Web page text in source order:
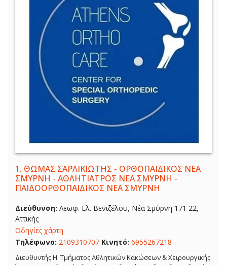
1. ΘΩΜΑΣ ΣΑΡΛΙΚΙΩΤΗΣ - ΟΡΘΟΠΑΙΔΙΚΟΣ ΝΕΑ
ΣΜΥΡΝΗ - ΑΘΛΗΤΙΑΤΡΟΣ ΝΕΑ ΣΜΥΡΝΗ -
ΠΑΙΔΟΟΡΘΟΠΑΙΔΙΚΟΣ ΝΕΑ ΣΜΥΡΝΗ
Διεύθυνση: Λεωφ. Ελ. Βενιζέλου, Νέα Σμύρνη 171 22,
Αττικής
Οδηγίες χάρτη
Τηλέφωνο: 2109310707 Κινητό: 6955267218
Διευθυντής Η' Τμήματος Αθλητικών Κακώσεων & Χειρουργικής